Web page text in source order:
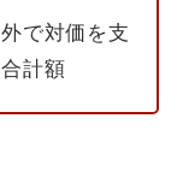
で対価を支
計額